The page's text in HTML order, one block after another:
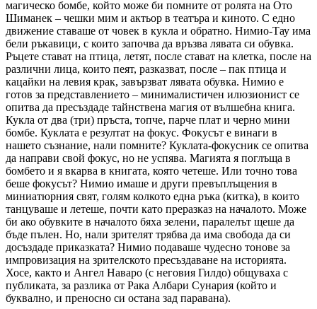
магическо бомбе, който може би помните от ролята на Ото
Шиманек – чешки мим и актьор в театъра и киното. С едно
движение ставаше от човек в кукла и обратно. Нимио-Тау има
бели ръкавици, с които започва да връзва лявата си обувка.
Ръцете стават на птица, летят, после стават на клетка, после на
различни лица, които пеят, разказват, после – пак птица и
кацайки на левия крак, завързват лявата обувка. Нимио е
готов за представлението – минималистичен илюзионист се
опитва да пресъздаде тайнствена магия от вълшебна книга.
Кукла от два (три) пръста, топче, парче плат и черно мини
бомбе. Куклата е резултат на фокус. Фокусът е винаги в
нашето съзнание, нали помните? Куклата-фокусник се опитва
да направи свой фокус, но не успява. Магията я поглъща в
бомбето и я вкарва в книгата, която четеше. Или точно това
беше фокусът? Нимио имаше и други превъплъщения в
миниатюрния свят, голям колкото една ръка (китка), в които
танцуваше и летеше, почти като преразказ на началото. Може
би ако обувките в началото бяха зелени, паралелът щеше да
бъде пълен. Но, нали зрителят трябва да има свобода да си
досъздаде приказката? Нимио подаваше чудесно тонове за
импровизация на зрителското пресъздаване на историята.
Хосе, както и Ангел Наваро (с неговия Гилдо) общуваха с
публиката, за разлика от Рака Албари Сунария (който и
буквално, и преносно си остана зад паравана).